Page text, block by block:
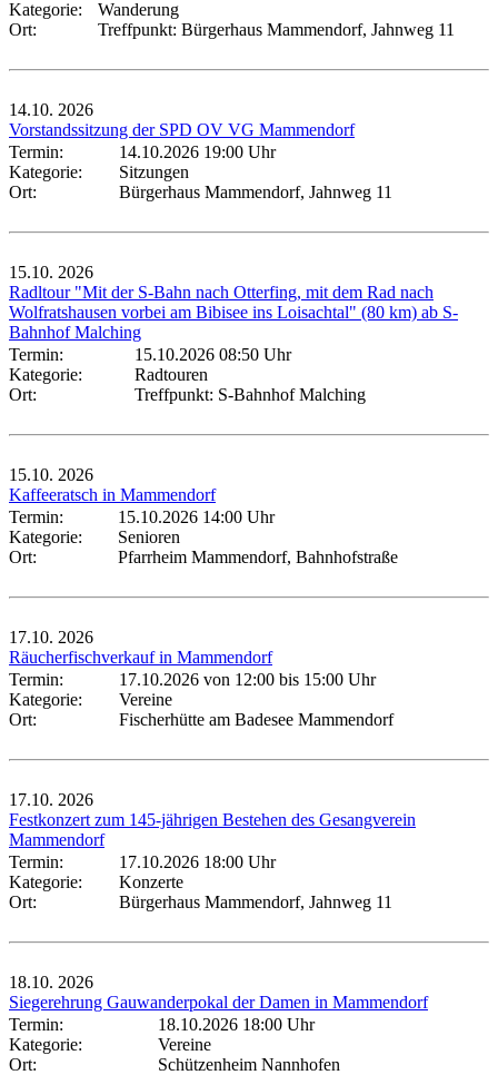
Kategorie:
Wanderung
Ort:
Treffpunkt: Bürgerhaus Mammendorf, Jahnweg 11
14.10. 2026
Vorstandssitzung der SPD OV VG Mammendorf
Termin:
14.10.2026 19:00 Uhr
Kategorie:
Sitzungen
Ort:
Bürgerhaus Mammendorf, Jahnweg 11
15.10. 2026
Radltour "Mit der S-Bahn nach Otterfing, mit dem Rad nach
Wolfratshausen vorbei am Bibisee ins Loisachtal" (80 km) ab S-
Bahnhof Malching
Termin:
15.10.2026 08:50 Uhr
Kategorie:
Radtouren
Ort:
Treffpunkt: S-Bahnhof Malching
15.10. 2026
Kaffeeratsch in Mammendorf
Termin:
15.10.2026 14:00 Uhr
Kategorie:
Senioren
Ort:
Pfarrheim Mammendorf, Bahnhofstraße
17.10. 2026
Räucherfischverkauf in Mammendorf
Termin:
17.10.2026 von 12:00 bis 15:00 Uhr
Kategorie:
Vereine
Ort:
Fischerhütte am Badesee Mammendorf
17.10. 2026
Festkonzert zum 145-jährigen Bestehen des Gesangverein
Mammendorf
Termin:
17.10.2026 18:00 Uhr
Kategorie:
Konzerte
Ort:
Bürgerhaus Mammendorf, Jahnweg 11
18.10. 2026
Siegerehrung Gauwanderpokal der Damen in Mammendorf
Termin:
18.10.2026 18:00 Uhr
Kategorie:
Vereine
Ort:
Schützenheim Nannhofen